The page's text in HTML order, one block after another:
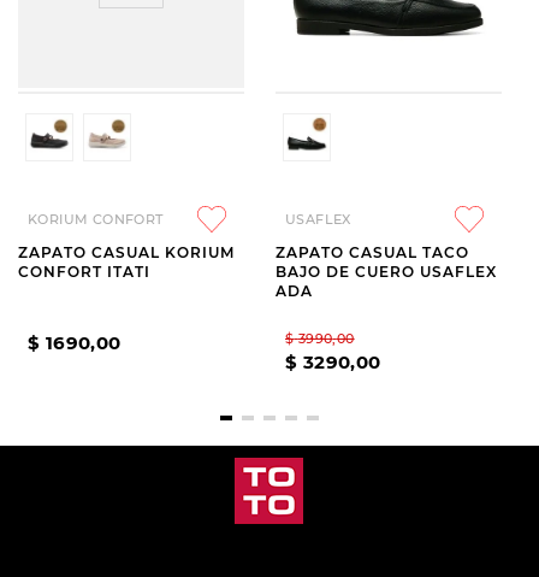
KORIUM CONFORT
ZAPATO CASUAL KORIUM
CONFORT ITATI
$ 1690,00
USAFLEX
ZAPATO CASUAL TACO
BAJO DE CUERO USAFLEX
ADA
$ 3990,00
$ 3290,00